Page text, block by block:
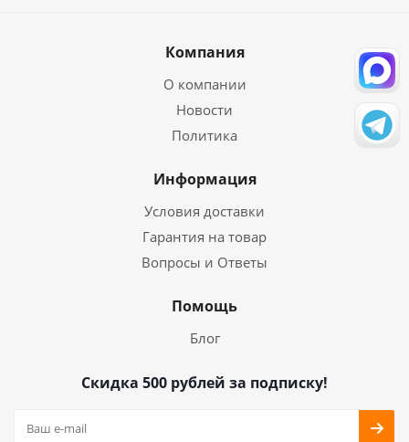
Компания
О компании
Новости
Политика
Информация
Условия доставки
Гарантия на товар
Вопросы и Ответы
Помощь
Блог
Скидка 500 рублей за подписку!